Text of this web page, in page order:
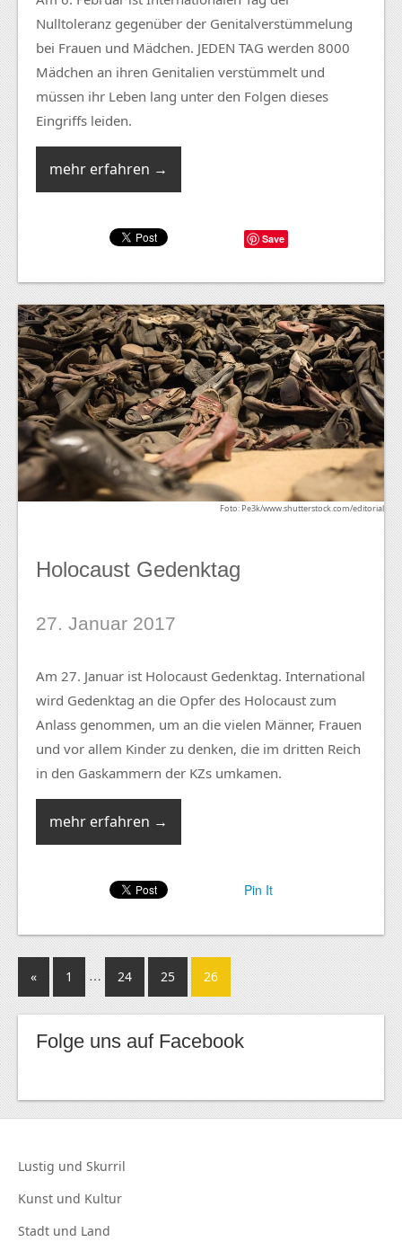
Nulltoleranz gegenüber der Genitalverstümmelung
bei Frauen und Mädchen. JEDEN TAG werden 8000
Mädchen an ihren Genitalien verstümmelt und
müssen ihr Leben lang unter den Folgen dieses
Eingriffs leiden.
mehr erfahren →
Save
Foto: Pe3k/www.shutterstock.com/editorial
Holocaust Gedenktag
27. Januar 2017
Am 27. Januar ist Holocaust Gedenktag. International
wird Gedenktag an die Opfer des Holocaust zum
Anlass genommen, um an die vielen Männer, Frauen
und vor allem Kinder zu denken, die im dritten Reich
in den Gaskammern der KZs umkamen.
mehr erfahren →
Pin It
« 1 … 24 25 26
Folge uns auf Facebook
Lustig und Skurril
Kunst und Kultur
Stadt und Land